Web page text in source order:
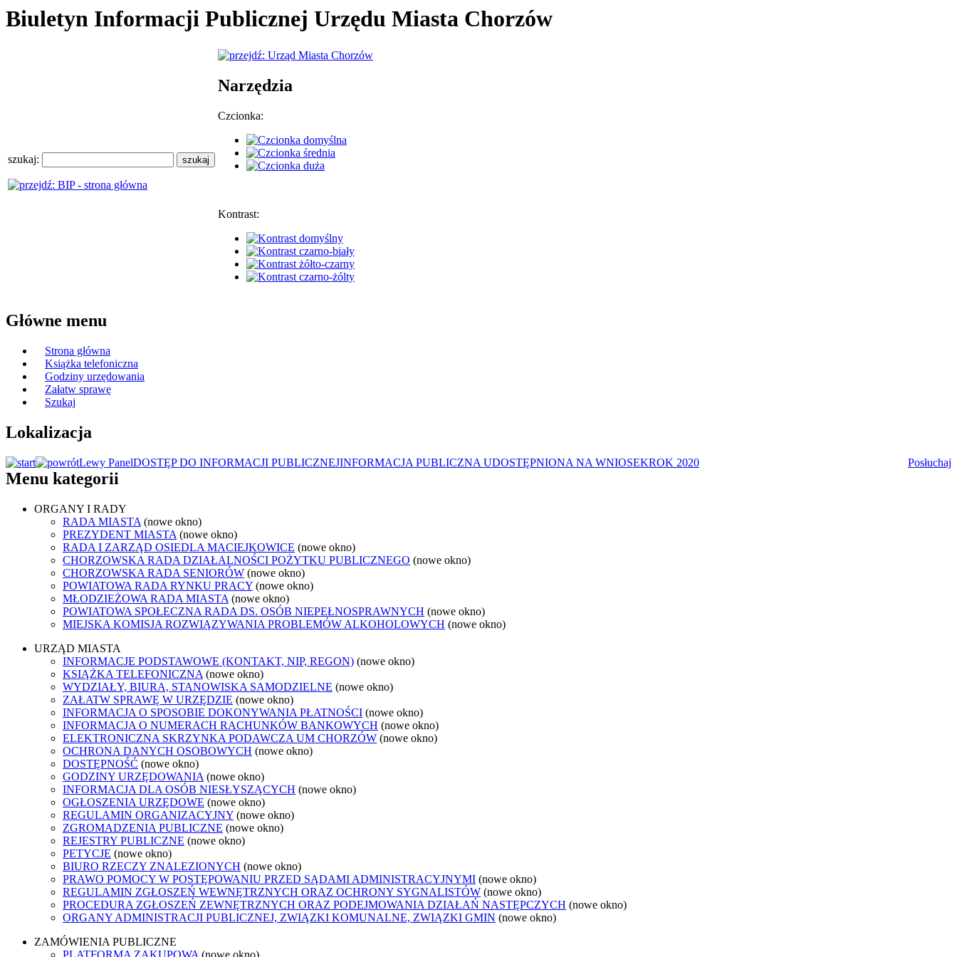
Biuletyn Informacji Publicznej Urzędu Miasta Chorzów
szukaj:
Narzędzia
Czcionka:
Kontrast:
Główne menu
Strona główna
Książka telefoniczna
Godziny urzędowania
Załatw sprawę
Szukaj
Lokalizacja
Posłuchaj
Lewy PanelDOSTĘP DO INFORMACJI PUBLICZNEJINFORMACJA PUBLICZNA UDOSTĘPNIONA NA WNIOSEKROK 2020
Menu kategorii
ORGANY I RADY
RADA MIASTA (nowe okno)
PREZYDENT MIASTA (nowe okno)
RADA I ZARZĄD OSIEDLA MACIEJKOWICE (nowe okno)
CHORZOWSKA RADA DZIAŁALNOŚCI POŻYTKU PUBLICZNEGO (nowe okno)
CHORZOWSKA RADA SENIORÓW (nowe okno)
POWIATOWA RADA RYNKU PRACY (nowe okno)
MŁODZIEŻOWA RADA MIASTA (nowe okno)
POWIATOWA SPOŁECZNA RADA DS. OSÓB NIEPEŁNOSPRAWNYCH (nowe okno)
MIEJSKA KOMISJA ROZWIĄZYWANIA PROBLEMÓW ALKOHOLOWYCH (nowe okno)
URZĄD MIASTA
INFORMACJE PODSTAWOWE (KONTAKT, NIP, REGON) (nowe okno)
KSIĄŻKA TELEFONICZNA (nowe okno)
WYDZIAŁY, BIURA, STANOWISKA SAMODZIELNE (nowe okno)
ZAŁATW SPRAWĘ W URZĘDZIE (nowe okno)
INFORMACJA O SPOSOBIE DOKONYWANIA PŁATNOŚCI (nowe okno)
INFORMACJA O NUMERACH RACHUNKÓW BANKOWYCH (nowe okno)
ELEKTRONICZNA SKRZYNKA PODAWCZA UM CHORZÓW (nowe okno)
OCHRONA DANYCH OSOBOWYCH (nowe okno)
DOSTĘPNOŚĆ (nowe okno)
GODZINY URZĘDOWANIA (nowe okno)
INFORMACJA DLA OSÓB NIESŁYSZĄCYCH (nowe okno)
OGŁOSZENIA URZĘDOWE (nowe okno)
REGULAMIN ORGANIZACYJNY (nowe okno)
ZGROMADZENIA PUBLICZNE (nowe okno)
REJESTRY PUBLICZNE (nowe okno)
PETYCJE (nowe okno)
BIURO RZECZY ZNALEZIONYCH (nowe okno)
PRAWO POMOCY W POSTĘPOWANIU PRZED SĄDAMI ADMINISTRACYJNYMI (nowe okno)
REGULAMIN ZGŁOSZEŃ WEWNĘTRZNYCH ORAZ OCHRONY SYGNALISTÓW (nowe okno)
PROCEDURA ZGŁOSZEŃ ZEWNĘTRZNYCH ORAZ PODEJMOWANIA DZIAŁAŃ NASTĘPCZYCH (nowe okno)
ORGANY ADMINISTRACJI PUBLICZNEJ, ZWIĄZKI KOMUNALNE, ZWIĄZKI GMIN (nowe okno)
ZAMÓWIENIA PUBLICZNE
PLATFORMA ZAKUPOWA (nowe okno)